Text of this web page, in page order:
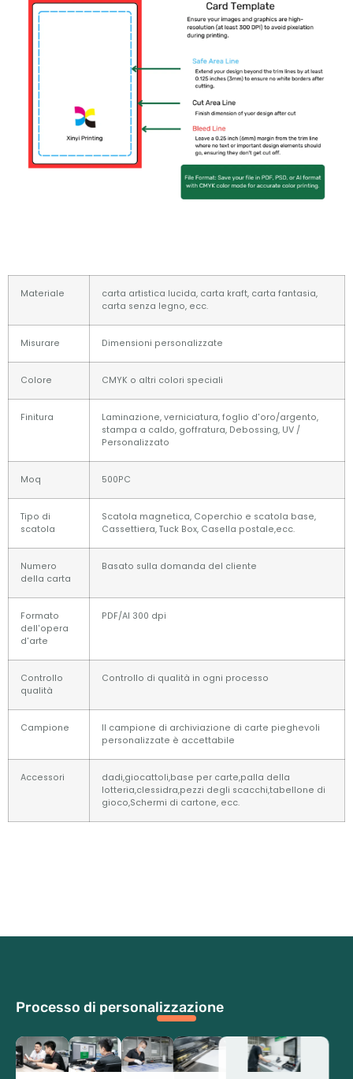
Materiale
carta artistica lucida, carta kraft, carta fantasia,
carta senza legno, ecc.
Misurare Dimensioni personalizzate
Colore CMYK o altri colori speciali
Finitura
Laminazione, verniciatura, foglio d'oro/argento,
stampa a caldo, goffratura, Debossing, UV /
Personalizzato
Moq 500PC
Tipo di
scatola
Scatola magnetica, Coperchio e scatola base,
Cassettiera, Tuck Box, Casella postale,ecc.
Numero
della carta
Basato sulla domanda del cliente
Formato
dell'opera
d'arte
PDF/AI 300 dpi
Controllo
qualità
Controllo di qualità in ogni processo
Campione
Il campione di archiviazione di carte pieghevoli
personalizzate è accettabile
Accessori
dadi,giocattoli,base per carte,palla della
lotteria,clessidra,pezzi degli scacchi,tabellone di
gioco,Schermi di cartone, ecc.
Processo di personalizzazione